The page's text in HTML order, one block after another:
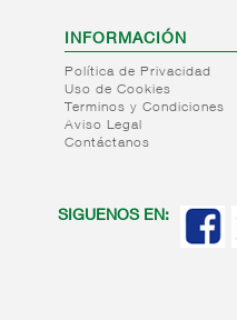
INFORMACIÓN
Política de Privacidad
Uso de Cookies
Terminos y Condiciones
Aviso Legal
Contáctanos
SIGUENOS EN: